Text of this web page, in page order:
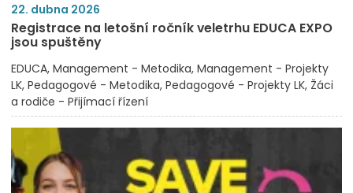
22. dubna 2026
Registrace na letošní ročník veletrhu EDUCA EXPO
jsou spuštěny
EDUCA Management - Metodika Management - Projekty
LK Pedagogové - Metodika Pedagogové - Projekty LK Žáci
a rodiče - Přijímací řízení